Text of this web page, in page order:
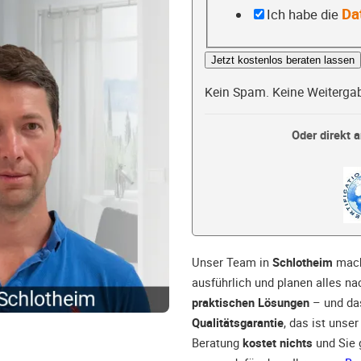
Ich habe die
Jetzt kostenlos beraten lassen
Kein Spam. Keine
Oder direkt
Unser Team in Schlotheim
ausführlich und planen alles
praktischen Lösungen – und
Qualitätsgarantie, das ist
Beratung kostet nichts und Sie